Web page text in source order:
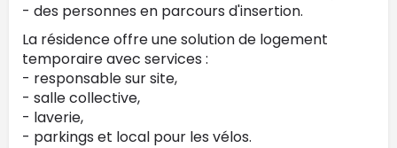
- des personnes en parcours d'insertion.
La résidence offre une solution de logement
temporaire avec services :
- responsable sur site,
- salle collective,
- laverie,
- parkings et local pour les vélos.